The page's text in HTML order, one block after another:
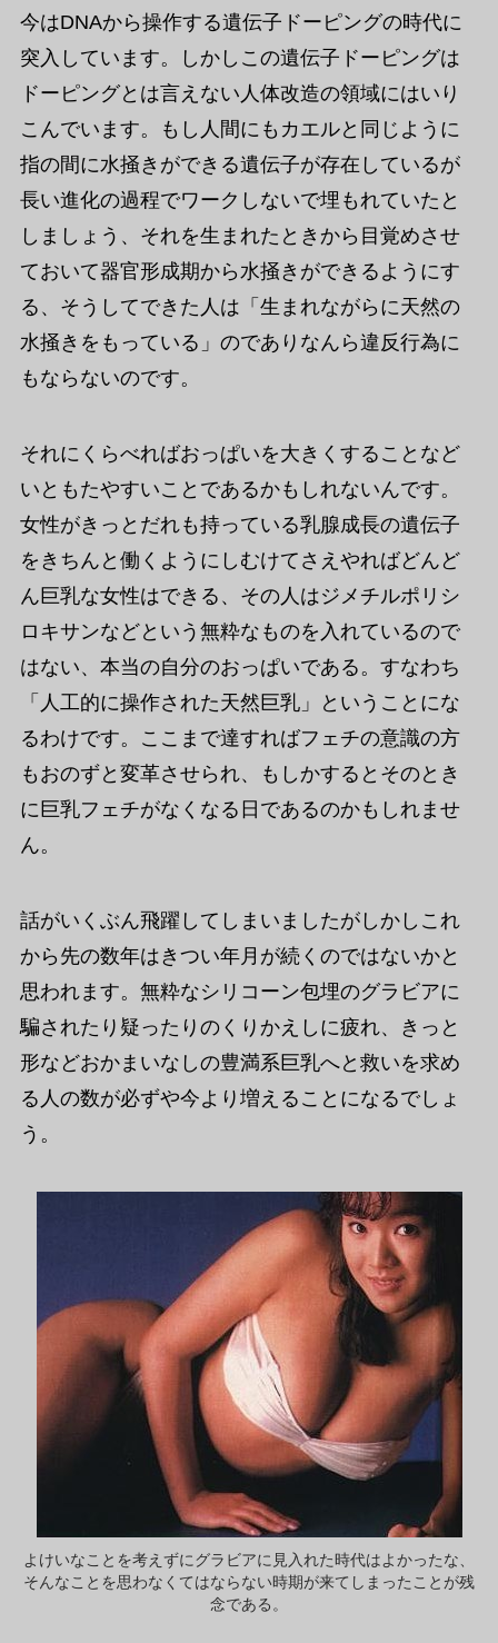
今はDNAから操作する遺伝子ドーピングの時代に
突入しています。しかしこの遺伝子ドーピングは
ドーピングとは言えない人体改造の領域にはいり
こんでいます。もし人間にもカエルと同じように
指の間に水掻きができる遺伝子が存在しているが
長い進化の過程でワークしないで埋もれていたと
しましょう、それを生まれたときから目覚めさせ
ておいて器官形成期から水掻きができるようにす
る、そうしてできた人は「生まれながらに天然の
水掻きをもっている」のでありなんら違反行為に
もならないのです。
それにくらべればおっぱいを大きくすることなど
いともたやすいことであるかもしれないんです。
女性がきっとだれも持っている乳腺成長の遺伝子
をきちんと働くようにしむけてさえやればどんど
ん巨乳な女性はできる、その人はジメチルポリシ
ロキサンなどという無粋なものを入れているので
はない、本当の自分のおっぱいである。すなわち
「人工的に操作された天然巨乳」ということにな
るわけです。ここまで達すればフェチの意識の方
もおのずと変革させられ、もしかするとそのとき
に巨乳フェチがなくなる日であるのかもしれませ
ん。
話がいくぶん飛躍してしまいましたがしかしこれ
から先の数年はきつい年月が続くのではないかと
思われます。無粋なシリコーン包埋のグラビアに
騙されたり疑ったりのくりかえしに疲れ、きっと
形などおかまいなしの豊満系巨乳へと救いを求め
る人の数が必ずや今より増えることになるでしょ
う。
よけいなことを考えずにグラビアに見入れた時代はよかったな、
そんなことを思わなくてはならない時期が来てしまったことが残
念である。